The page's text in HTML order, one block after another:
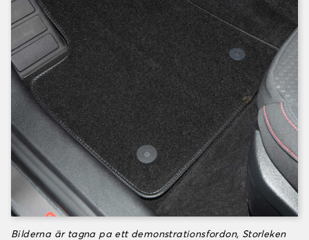
Bilderna är tagna pa ett demonstrationsfordon, Storleken